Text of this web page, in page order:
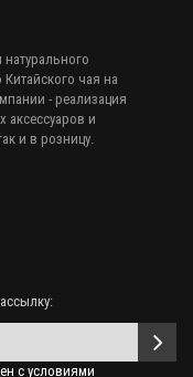
чая на
- реализация
и
и в розницу.
с условиями